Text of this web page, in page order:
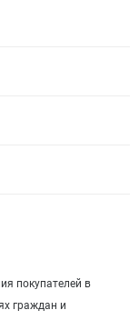
покупателей в
граждан и